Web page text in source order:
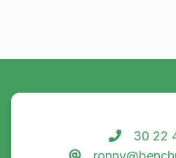
30 22